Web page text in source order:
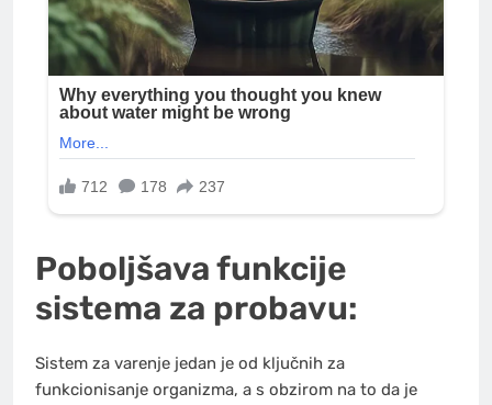
Poboljšava funkcije
sistema za probavu:
Sistem za varenje jedan je od ključnih za
funkcionisanje organizma, a s obzirom na to da je